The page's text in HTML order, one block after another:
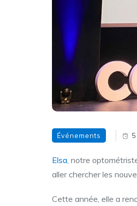
Événements
Elsa , notre
aller chercher les
Cette année, elle a